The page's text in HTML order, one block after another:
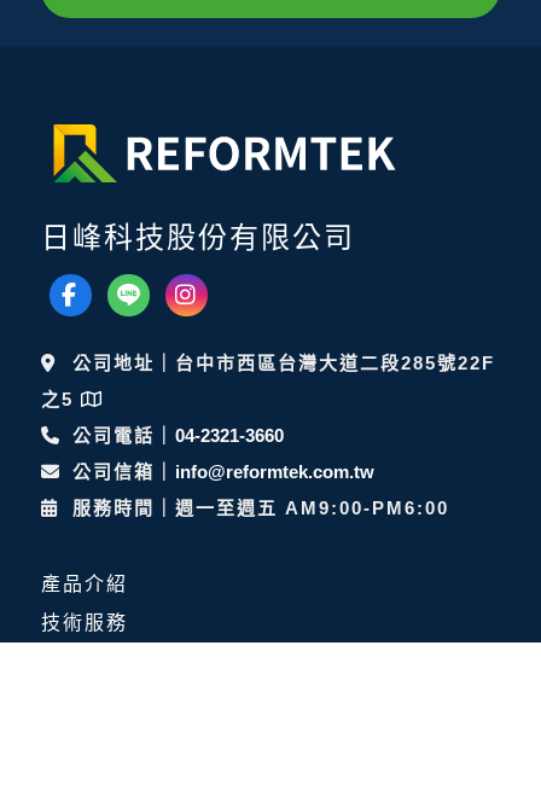
日峰科技股份有限公司
公司地址｜台中市西區台灣大道二段285號22F
之5
公司電話｜ 04-2321-3660
公司信箱｜ info@reformtek.com.tw
服務時間｜週一至週五 AM9:00-PM6:00
產品介紹
技術服務